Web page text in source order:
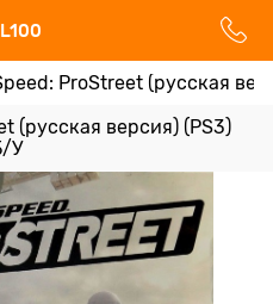
ProStreet (русская
(русская версия) (PS3)
У